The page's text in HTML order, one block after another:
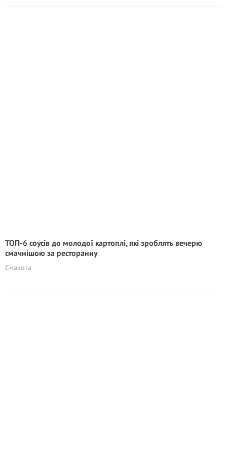
ТОП-6 соусів до молодої картоплі, які зроблять вечерю
смачнішою за ресторанну
Смакота